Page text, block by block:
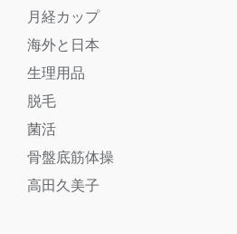
月経カップ
海外と日本
生理用品
脱毛
菌活
骨盤底筋体操
高田久美子